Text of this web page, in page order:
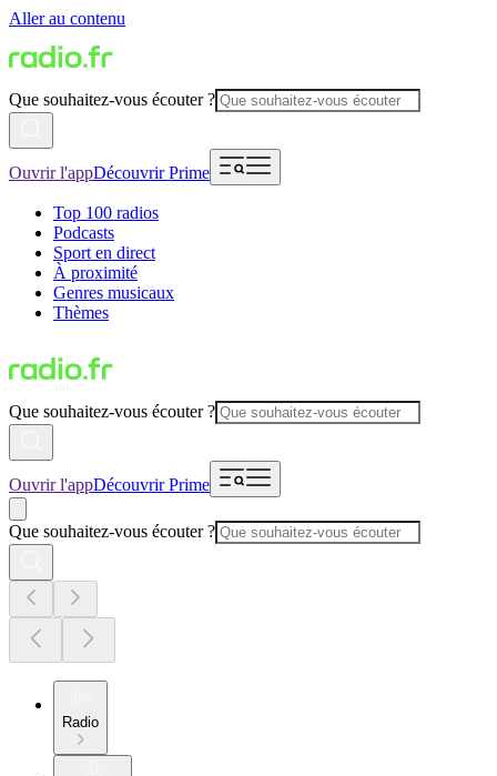
Aller au contenu
Que souhaitez-vous écouter ?
Ouvrir l'appDécouvrir Prime
Top 100 radios
Podcasts
Sport en direct
À proximité
Genres musicaux
Thèmes
Que souhaitez-vous écouter ?
Ouvrir l'appDécouvrir Prime
Que souhaitez-vous écouter ?
Radio